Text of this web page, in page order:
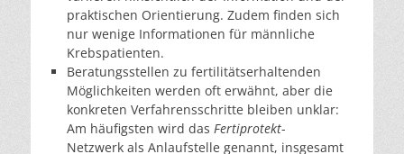
praktischen Orientierung. Zudem finden sich
nur wenige Informationen für männliche
Krebspatienten.
Beratungsstellen zu fertilitätserhaltenden
Möglichkeiten werden oft erwähnt, aber die
konkreten Verfahrensschritte bleiben unklar:
Am häufigsten wird das Fertiprotekt-
Netzwerk als Anlaufstelle genannt, insgesamt